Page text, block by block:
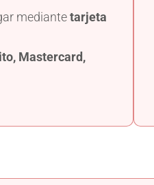
mediantetarjeta
Mastercard,